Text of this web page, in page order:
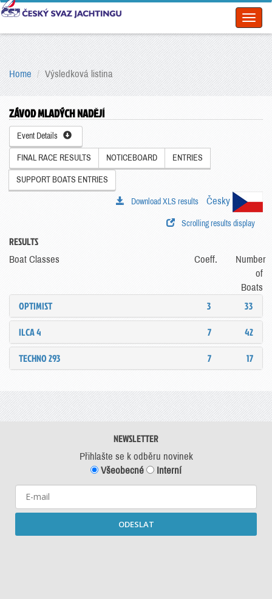
Home Výsledková listina
ZÁVOD MLADÝCH NADĚJÍ
Event Details
FINAL RACE RESULTS NOTICEBOARD ENTRIES
SUPPORT BOATS ENTRIES
Česky
Download XLS results
Scrolling results display
RESULTS
Boat Classes Coeff.
Number
of
Boats
OPTIMIST 3
33
ILCA 4
7
42
TECHNO 293
7 17
NEWSLETTER
Přihlašte se k odběru novinek
Všeobecné
Interní
ODESLAT